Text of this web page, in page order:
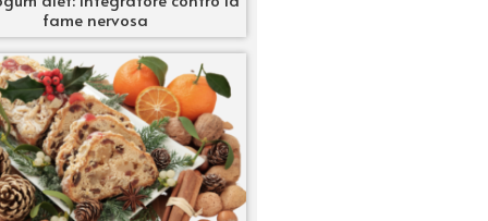
fame nervosa